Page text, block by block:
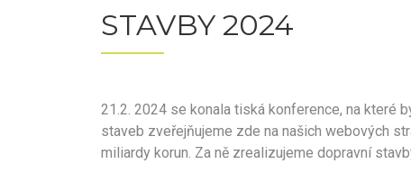
STAVBY 2024
21.2. 2024 se konala tiská konference, na které
staveb zveřejňujeme zde na našich webových
miliardy korun. Za ně zrealizujeme dopravní